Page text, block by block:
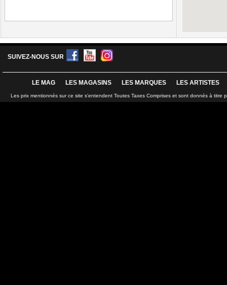
SUIVEZ-NOUS SUR
LE MAG LES MAGASINS LES MARQUES LES ARTISTES
Les prix mentionnés sur ce site s'entendent Toutes Taxes Comprises et sont donnés à